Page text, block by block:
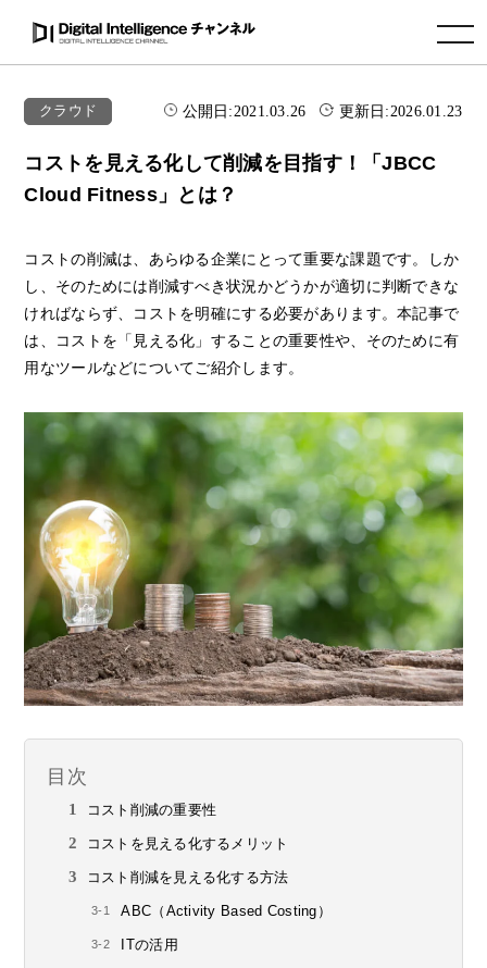
toggle navigation
クラウド 公開日:2021.03.26 更新日:2026.01.23
コストを見える化して削減を目指す！「JBCC
Cloud Fitness」とは？
コストの削減は、あらゆる企業にとって重要な課題です。しか
し、そのためには削減すべき状況かどうかが適切に判断できな
ければならず、コストを明確にする必要があります。本記事で
は、コストを「見える化」することの重要性や、そのために有
用なツールなどについてご紹介します。
目次
コスト削減の重要性
コストを見える化するメリット
コスト削減を見える化する方法
ABC（Activity Based Costing）
ITの活用